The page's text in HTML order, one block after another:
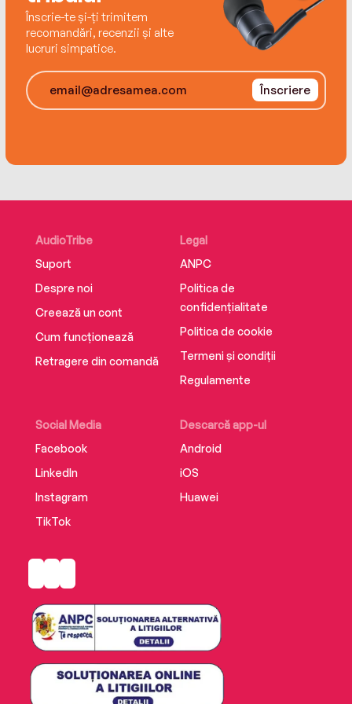
Înscrie-te și-ți trimitem
recomandări, recenzii și alte
lucruri simpatice.
Înscriere
AudioTribe
Suport
Despre noi
Creează un cont
Cum funcționează
Retragere din comandă
Social Media
Facebook
LinkedIn
Instagram
TikTok
Descarcă app-ul
Android
iOS
Huawei
Legal
ANPC
Politica de
confidențialitate
Politica de cookie
Termeni și condiții
Regulamente